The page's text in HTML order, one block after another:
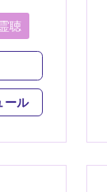
転
運、
浮
聴
ール